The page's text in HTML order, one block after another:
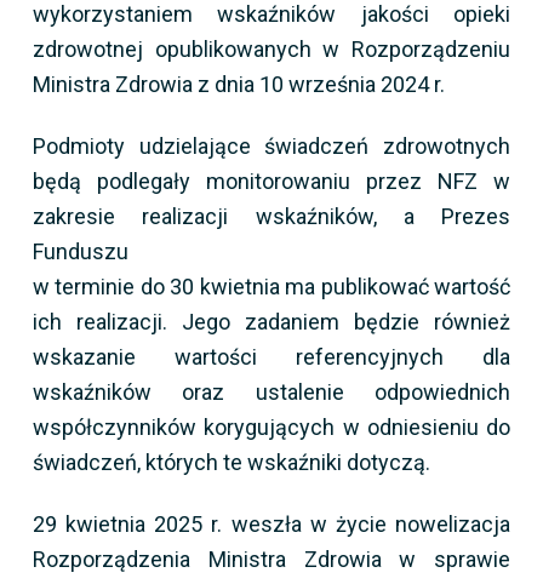
wykorzystaniem wskaźników jakości opieki
zdrowotnej opublikowanych w Rozporządzeniu
Ministra Zdrowia z dnia 10 września 2024 r.
Podmioty udzielające świadczeń zdrowotnych
będą podlegały monitorowaniu przez NFZ w
zakresie realizacji wskaźników, a Prezes
Funduszu
w terminie do 30 kwietnia ma publikować wartość
ich realizacji. Jego zadaniem będzie również
wskazanie wartości referencyjnych dla
wskaźników oraz ustalenie odpowiednich
współczynników korygujących w odniesieniu do
świadczeń, których te wskaźniki dotyczą.
29 kwietnia 2025 r. weszła w życie nowelizacja
Rozporządzenia Ministra Zdrowia w sprawie